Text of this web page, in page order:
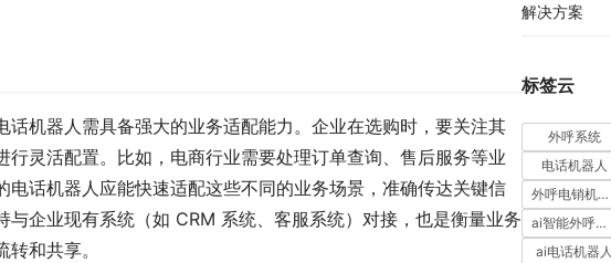
机器人需具备强大的业务适配能力。企业在选购时，要关注其
灵活配置。比如，电商行业需要处理订单查询、售后服务等业
话机器人应能快速适配这些不同的业务场景，准确传达关键信
企业现有系统（如 CRM 系统、客服系统）对接，也是衡量业务
和共享。
解决方案​
标签云
外呼系统
电话机器人
外呼电销机器人
ai智能外呼系统
ai电话机器人